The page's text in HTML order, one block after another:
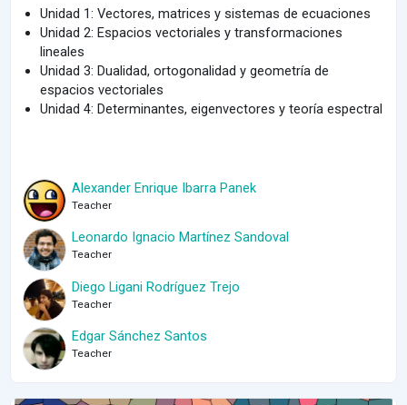
Unidad 1: Vectores, matrices y sistemas de ecuaciones
Unidad 2: Espacios vectoriales y transformaciones
lineales
Unidad 3: Dualidad, ortogonalidad y geometría de
espacios vectoriales
Unidad 4: Determinantes, eigenvectores y teoría espectral
Alexander Enrique Ibarra Panek
Teacher
Leonardo Ignacio Martínez Sandoval
Teacher
Diego Ligani Rodríguez Trejo
Teacher
Edgar Sánchez Santos
Teacher